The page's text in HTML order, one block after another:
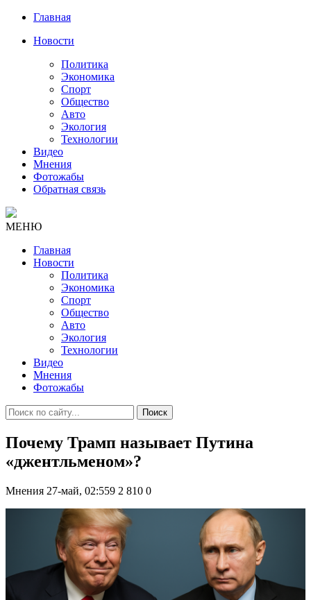
Главная
Новости
Политика
Экономика
Спорт
Общество
Авто
Экология
Технологии
Видео
Мнения
Фотожабы
Обратная связь
МЕНЮ
Главная
Новости
Политика
Экономика
Спорт
Общество
Авто
Экология
Технологии
Видео
Мнения
Фотожабы
Поиск
Почему Трамп называет Путина
«джентльменом»?
Мнения 27-май, 02:559 2 810 0